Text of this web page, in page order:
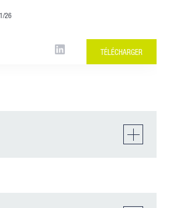
26
TÉLÉCHARGER